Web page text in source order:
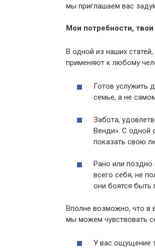
мы приглашаем вас
Мои потребности,
В одной из наших
применяют к любому
Готов услужить
семье, а не
Забота,
Венди». С одной
показать свою
Рано или поздно
всего себя, не
они боятся быть
Вполне возможно, что в
мы можем чувствовать
У вас ощущение